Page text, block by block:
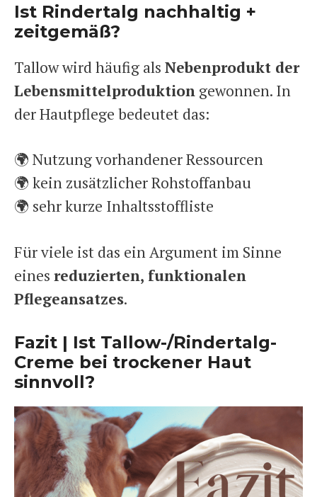
Ist Rindertalg nachhaltig +
zeitgemäß?
Tallow wird häufig als Nebenprodukt der
Lebensmittelproduktion gewonnen. In
der Hautpflege bedeutet das:
🌍 Nutzung vorhandener Ressourcen
🌍 kein zusätzlicher Rohstoffanbau
🌍 sehr kurze Inhaltsstoffliste
Für viele ist das ein Argument im Sinne
eines reduzierten, funktionalen
Pflegeansatzes.
Fazit | Ist Tallow-/Rindertalg-
Creme bei trockener Haut
sinnvoll?